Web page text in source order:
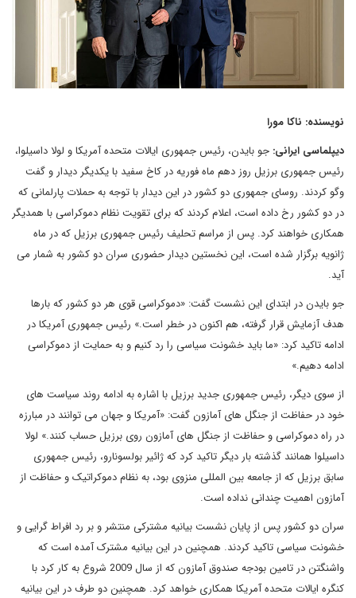
نویسنده: ناکا مورا
دیپلماسی ایرانی: جو بایدن، رئیس جمهوری ایالات متحده آمریکا و لولا داسیلوا،
رئیس جمهوری برزیل روز دهم ماه فوریه در کاخ سفید با یکدیگر دیدار و گفت
وگو کردند. روسای جمهوری دو کشور در این دیدار با توجه به حملات پارلمانی که
در دو کشور رخ داده است، اعلام کردند که برای تقویت نظام دموکراسی با همدیگر
همکاری خواهند کرد. پس از مراسم تحلیف رئیس جمهوری برزیل که در ماه
ژانویه برگزار شده است، این نخستین دیدار حضوری سران دو کشور به شمار می
آید.
جو بایدن در ابتدای این نشست گفت: «دموکراسی قوی هر دو کشور که بارها
هدف آزمایش قرار گرفته، هم اکنون در خطر است.» رئیس جمهوری آمریکا در
ادامه تاکید کرد: «‌ما باید خشونت سیاسی را رد کنیم و به حمایت از دموکراسی
ادامه دهیم.»‌
از سوی دیگر، رئیس جمهوری جدید برزیل با اشاره به ادامه روند سیاست های
خود در حفاظت از جنگل های آمازون گفت: «آمریکا و جهان می توانند در مبارزه
در راه دموکراسی و حفاظت از جنگل های آمازون روی برزیل حساب کنند.»‌ لولا
داسیلوا همانند گذشته بار دیگر تاکید کرد که ژائیر بولسونارو، رئیس جمهوری
سابق برزیل که از جامعه بین المللی منزوی بود،‌ به نظام دموکراتیک و حفاظت از
آمازون اهمیت چندانی نداده است.
سران دو کشور پس از پایان نشست بیانیه مشترکی منتشر و بر رد افراط گرایی و
خشونت سیاسی تاکید کردند. همچنین در این بیانیه مشترک آمده است که
واشنگتن در تامین بودجه صندوق آمازون که از سال 2009 شروع به کار کرد با
کنگره ایالات متحده آمریکا همکاری خواهد کرد. همچنین دو طرف در این بیانیه